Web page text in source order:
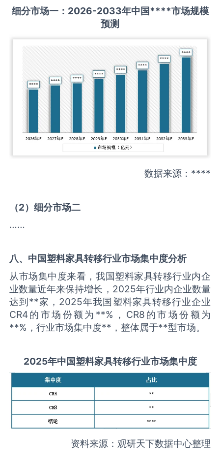
细分市场一： 2026-2033年中国****市场规模
预测
数据来源：****
（2）细分市场二
……
八、中国塑料家具转移行业市场集中度分析
从市场集中度来看，我国塑料家具转移行业内企
业数量近年来保持增长，2025年行业内企业数量
达到**家，2025年我国塑料家具转移行业企业
CR4的市场份额为**%，CR8的市场份额为
**%，行业市场集中度**，整体属于**型市场。
2025年中国塑料家具转移行业市场集中度
资料来源：观研天下数据中心整理